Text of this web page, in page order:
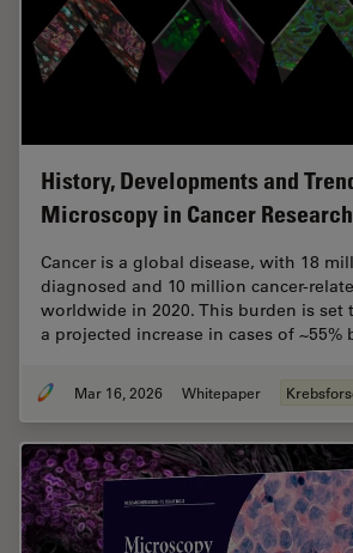
History, Developments and
Microscopy in Cancer Research
Cancer is a global disease, with 18
diagnosed and 10 million cancer-
worldwide in 2020. This burden is set
a projected increase in cases of ~55%
Mar 16, 2026 Whitepaper